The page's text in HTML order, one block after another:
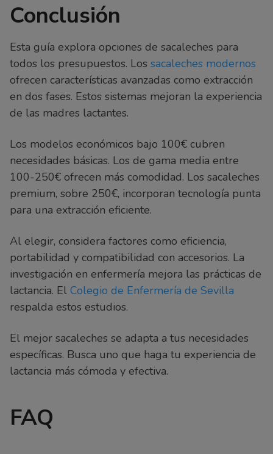
Conclusión
Esta guía explora opciones de sacaleches para
todos los presupuestos. Los sacaleches modernos
ofrecen características avanzadas como extracción
en dos fases. Estos sistemas mejoran la experiencia
de las madres lactantes.
Los modelos económicos bajo 100€ cubren
necesidades básicas. Los de gama media entre
100-250€ ofrecen más comodidad. Los sacaleches
premium, sobre 250€, incorporan tecnología punta
para una extracción eficiente.
Al elegir, considera factores como eficiencia,
portabilidad y compatibilidad con accesorios. La
investigación en enfermería mejora las prácticas de
lactancia. El Colegio de Enfermería de Sevilla
respalda estos estudios.
El mejor sacaleches se adapta a tus necesidades
específicas. Busca uno que haga tu experiencia de
lactancia más cómoda y efectiva.
FAQ